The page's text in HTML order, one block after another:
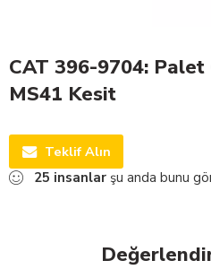
CAT 396-9704:
MS41 Kesit
Teklif Alın
25 insanlar şu anda bunu